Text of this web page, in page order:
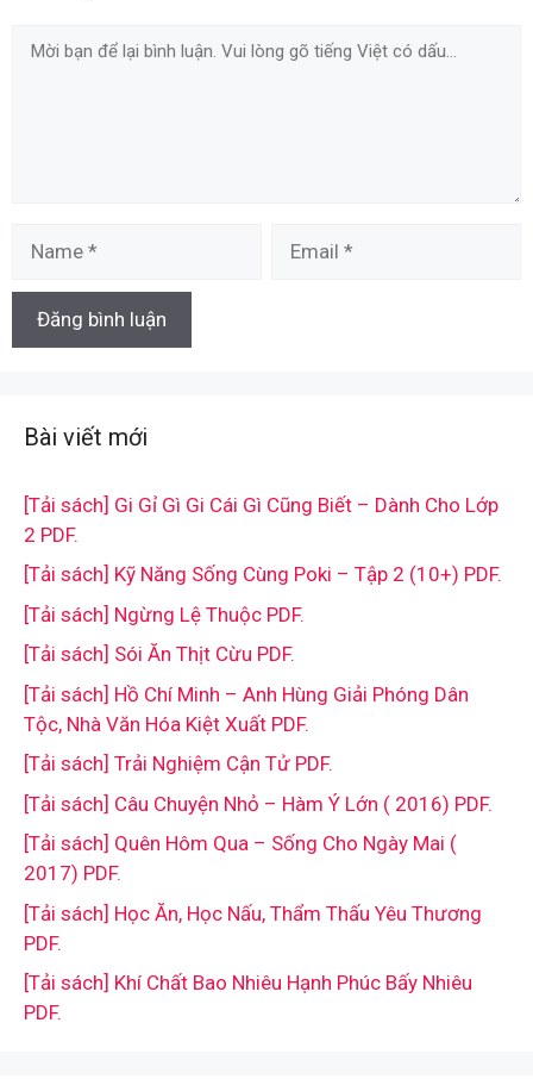
Comment
Bài viết mới
[Tải sách] Gi Gỉ Gì Gi Cái Gì Cũng Biết – Dành Cho Lớp
2 PDF.
[Tải sách] Kỹ Năng Sống Cùng Poki – Tập 2 (10+) PDF.
[Tải sách] Ngừng Lệ Thuộc PDF.
[Tải sách] Sói Ăn Thịt Cừu PDF.
[Tải sách] Hồ Chí Minh – Anh Hùng Giải Phóng Dân
Tộc, Nhà Văn Hóa Kiệt Xuất PDF.
[Tải sách] Trải Nghiệm Cận Tử PDF.
[Tải sách] Câu Chuyện Nhỏ – Hàm Ý Lớn ( 2016) PDF.
[Tải sách] Quên Hôm Qua – Sống Cho Ngày Mai (
2017) PDF.
[Tải sách] Học Ăn, Học Nấu, Thẩm Thấu Yêu Thương
PDF.
[Tải sách] Khí Chất Bao Nhiêu Hạnh Phúc Bấy Nhiêu
PDF.